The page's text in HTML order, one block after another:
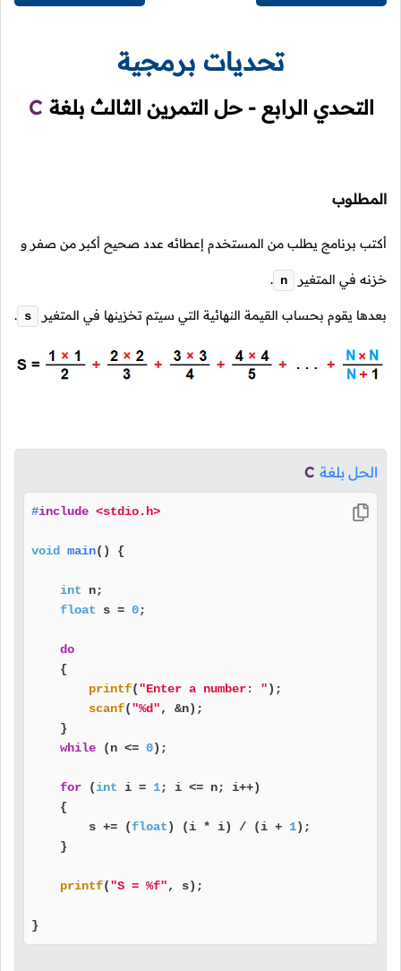
تحديات برمجية
التحدي الرابع - حل التمرين الثالث بلغة C
المطلوب
أكتب برنامج يطلب من المستخدم إعطائه عدد صحيح أكبر من صفر و
خزنه في المتغير n
.
بعدها يقوم بحساب القيمة النهائية التي سيتم تخزينها في المتغير s
.
الحل بلغة C
#include <stdio.h>
void main() {
int n;
float s = 0;
do
    {
printf("Enter a number: ");
scanf("%d", &n);
    }
while (n <= 0);
for (int i = 1; i <= n; i++)
    {
        s += (
float) (i * i) / (i + 1);
    }
printf("S = %f", s);
}